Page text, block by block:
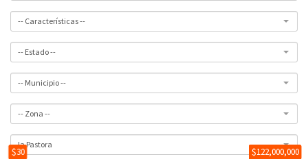
-- Características --
-- Estado --
-- Municipio --
-- Zona --
la Pastora
$30 $122,000,000